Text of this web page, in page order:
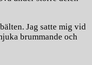
Jag satte mig vid
brummande och